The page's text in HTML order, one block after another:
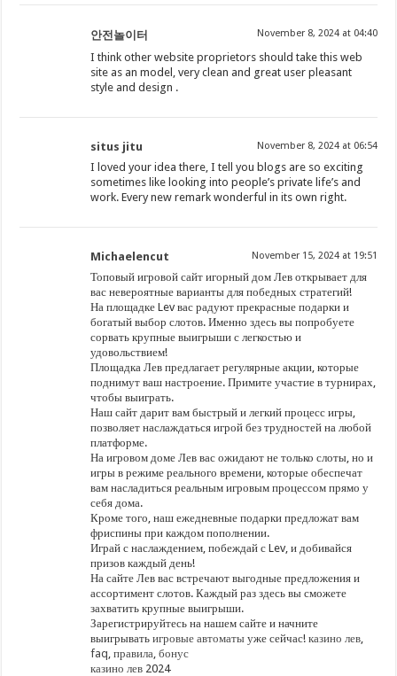
안전놀이터 November 8, 2024 at 04:40
I think other website proprietors should take this web
site as an model, very clean and great user pleasant
style and design .
situs jitu November 8, 2024 at 06:54
I loved your idea there, I tell you blogs are so exciting
sometimes like looking into people’s private life’s and
work. Every new remark wonderful in its own right.
Michaelencut November 15, 2024 at 19:51
Топовый игровой сайт игорный дом Лев открывает для
вас невероятные варианты для победных стратегий!
На площадке Lev вас радуют прекрасные подарки и
богатый выбор слотов. Именно здесь вы попробуете
сорвать крупные выигрыши с легкостью и
удовольствием!
Площадка Лев предлагает регулярные акции, которые
поднимут ваш настроение. Примите участие в турнирах,
чтобы выиграть.
Наш сайт дарит вам быстрый и легкий процесс игры,
позволяет наслаждаться игрой без трудностей на любой
платформе.
На игровом доме Лев вас ожидают не только слоты, но и
игры в режиме реального времени, которые обеспечат
вам насладиться реальным игровым процессом прямо у
себя дома.
Кроме того, наш ежедневные подарки предложат вам
фриспины при каждом пополнении.
Играй с наслаждением, побеждай с Lev, и добивайся
призов каждый день!
На сайте Лев вас встречают выгодные предложения и
ассортимент слотов. Каждый раз здесь вы сможете
захватить крупные выигрыши.
Зарегистрируйтесь на нашем сайте и начните
выигрыватьигровые автоматы уже сейчас!казино лев
faq ,правила ,бонус
казино лев 2024